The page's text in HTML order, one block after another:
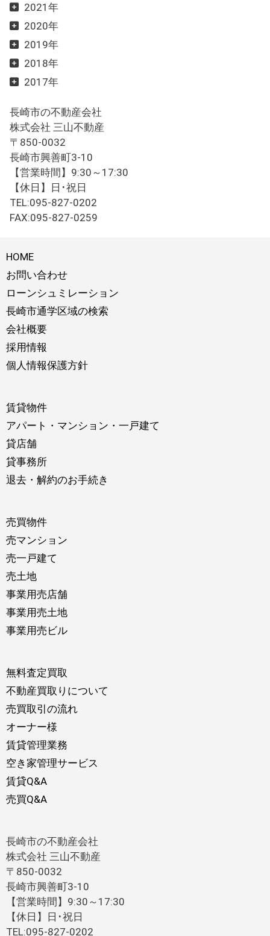
2021年
2020年
2019年
2018年
2017年
長崎市の不動産会社
株式会社 三山不動産
〒850-0032
長崎市興善町3-10
【営業時間】9:30～17:30
【休日】日･祝日
TEL:095-827-0202
FAX:095-827-0259
HOME
お問い合わせ
ローンシュミレーション
長崎市通学区域の検索
会社概要
採用情報
個人情報保護方針
賃貸物件
アパート・マンション・一戸建て
貸店舗
貸事務所
退去・解約のお手続き
売買物件
売マンション
売一戸建て
売土地
事業用売店舗
事業用売土地
事業用売ビル
無料査定買取
不動産買取りについて
売買取引の流れ
オーナー様
賃貸管理業務
空き家管理サービス
賃貸Q&A
売買Q&A
長崎市の不動産会社
株式会社 三山不動産
〒850-0032
長崎市興善町3-10
【営業時間】9:30～17:30
【休日】日･祝日
TEL:095-827-0202